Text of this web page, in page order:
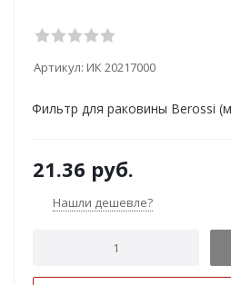
Артикул: ИК 20217000
Фильтр для раковины Berossi
21.36 руб.
Нашли дешевле?